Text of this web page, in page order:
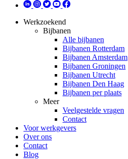
Werkzoekend
Bijbanen
Alle bijbanen
Bijbanen Rotterdam
Bijbanen Amsterdam
Bijbanen Groningen
Bijbanen Utrecht
Bijbanen Den Haag
Bijbanen per plaats
Meer
Veelgestelde vragen
Contact
Voor werkgevers
Over ons
Contact
Blog